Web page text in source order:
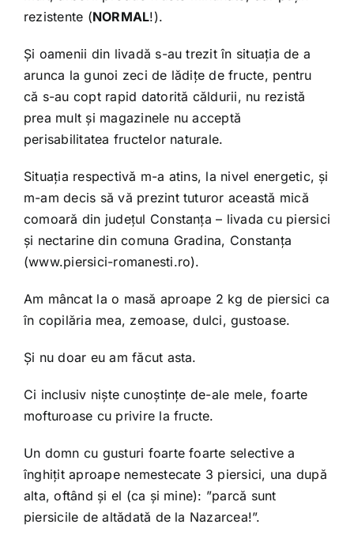
rezistente (NORMAL!).
Și oamenii din livadă s-au trezit în situația de a
arunca la gunoi zeci de lădițe de fructe, pentru
că s-au copt rapid datorită căldurii, nu rezistă
prea mult și magazinele nu acceptă
perisabilitatea fructelor naturale.
Situația respectivă m-a atins, la nivel energetic, și
m-am decis să vă prezint tuturor această mică
comoară din județul Constanța – livada cu piersici
și nectarine din comuna Gradina, Constanța
(www.piersici-romanesti.ro).
Am mâncat la o masă aproape 2 kg de piersici ca
în copilăria mea, zemoase, dulci, gustoase.
Și nu doar eu am făcut asta.
Ci inclusiv niște cunoștințe de-ale mele, foarte
mofturoase cu privire la fructe.
Un domn cu gusturi foarte foarte selective a
înghițit aproape nemestecate 3 piersici, una după
alta, oftând și el (ca și mine): ”parcă sunt
piersicile de altădată de la Nazarcea!”.